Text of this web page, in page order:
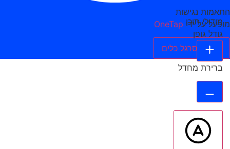
התאמות נגישות
מופעל על ידי OneTap
הסתר סרגל כלים
מודולי תוכן
גודל גופן
ברירת מחדל